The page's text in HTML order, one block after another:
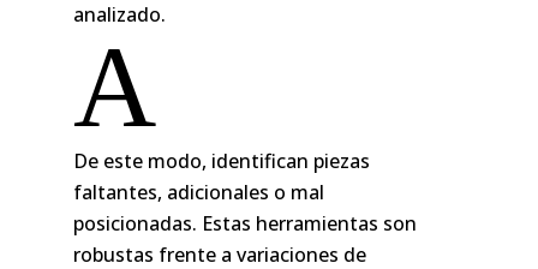
analizado.
A
De este modo, identifican piezas
faltantes, adicionales o mal
posicionadas. Estas herramientas son
robustas frente a variaciones de